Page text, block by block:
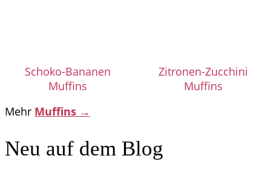
Schoko-Bananen
Muffins
Zitronen-Zucchini
Muffins
Mehr Muffins →
Neu auf dem Blog